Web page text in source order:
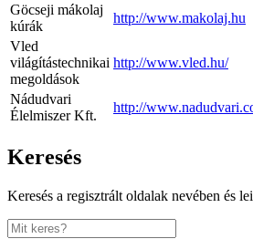
Göcseji mákolaj
kúrák
http://www.makolaj.hu
Vled
világítástechnikai
megoldások
http://www.vled.hu/
Nádudvari
Élelmiszer Kft.
http://
Keresés
Keresés a regisztrált oldalak nevében és